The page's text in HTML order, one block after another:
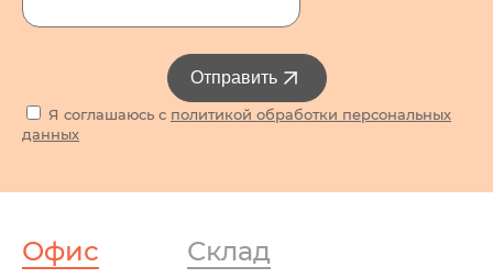
Я соглашаюсь с политикой обработки персональных
данных
Отправить
Офис Склад